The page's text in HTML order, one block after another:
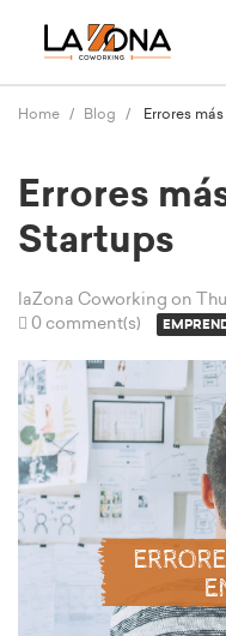
Home Blog Errores
Errores
Startups
laZona Coworking on
0 comment(s)